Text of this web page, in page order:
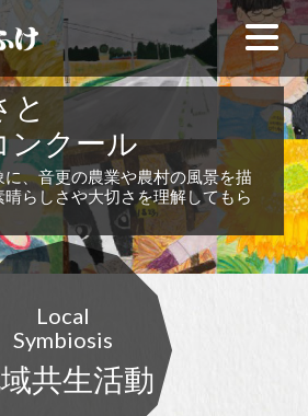
と
ンクール
、音更の農業や農村の風景を描
晴らしさや大切さを理解してもら
Local
Symbiosis
共生活動